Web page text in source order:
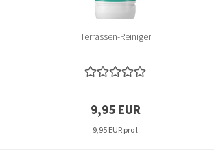
Terrassen-Reiniger
9,95 EUR
9,95 EUR pro l